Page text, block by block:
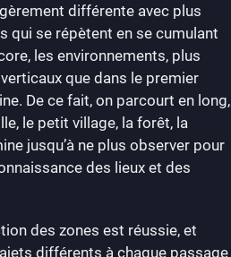
différente avec plus
qui se répètent en se cumulant
les environnements, plus
que dans le premier
De ce fait, on parcourt en long,
le petit village, la forêt, la
jusqu’à ne plus observer pour
des lieux et des
des zones est réussie, et
différents à chaque passage